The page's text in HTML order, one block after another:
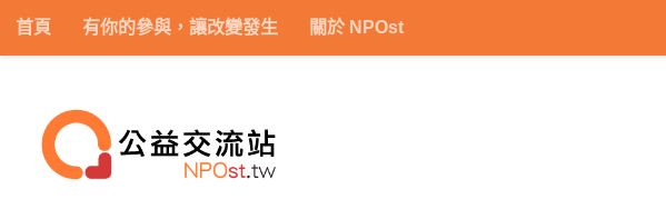
Skip to content
首頁 有你的參與，讓改變發生 關於 NPOst